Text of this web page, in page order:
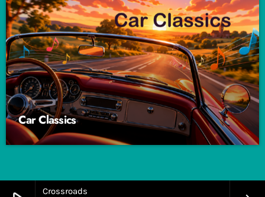
Crossroads
Car Classics